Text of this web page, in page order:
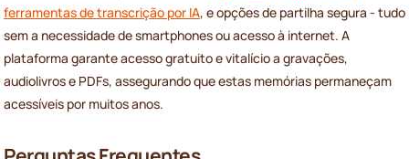
ferramentas de transcrição por IA, e opções de partilha segura - tudo
sem a necessidade de smartphones ou acesso à internet. A
plataforma garante acesso gratuito e vitalício a gravações,
audiolivros e PDFs, assegurando que estas memórias permaneçam
acessíveis por muitos anos.